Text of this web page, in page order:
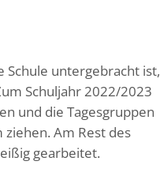
Schule untergebracht ist,
Schuljahr 2022/2023
und die Tagesgruppen
Am Rest des
gearbeitet.